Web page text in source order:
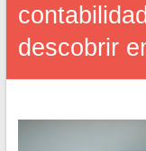
descobrir